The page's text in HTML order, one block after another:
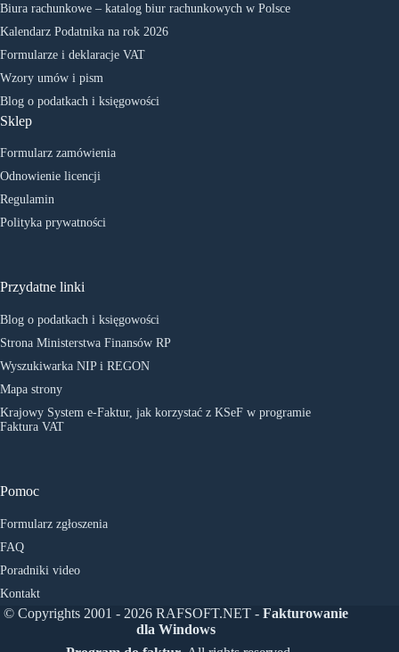
Biura rachunkowe – katalog biur rachunkowych w Polsce
Kalendarz Podatnika na rok 2026
Formularze i deklaracje VAT
Wzory umów i pism
Blog o podatkach i księgowości
Sklep
Formularz zamówienia
Odnowienie licencji
Regulamin
Polityka prywatności
Przydatne linki
Blog o podatkach i księgowości
Strona Ministerstwa Finansów RP
Wyszukiwarka NIP i REGON
Mapa strony
Krajowy System e-Faktur, jak korzystać z KSeF w programie
Faktura VAT
Pomoc
Formularz zgłoszenia
FAQ
Poradniki video
Kontakt
© Copyrights 2001 - 2026 RAFSOFT.NET - Fakturowanie
dla Windows